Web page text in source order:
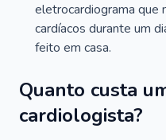
eletrocardiograma que
cardíacos durante um
feito em casa.
Quanto custa
cardiologista?